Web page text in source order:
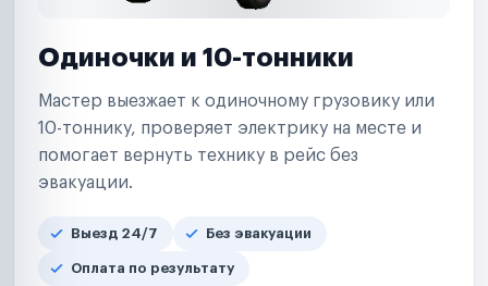
Одиночки и 10-тонники
Мастер выезжает к одиночному грузовику или
10-тоннику, проверяет электрику на месте и
помогает вернуть технику в рейс без
эвакуации.
Выезд 24/7 Без эвакуации
Оплата по результату